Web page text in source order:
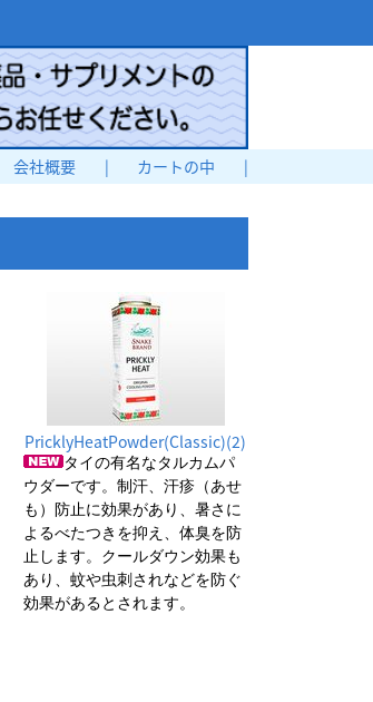
会社概要 | カートの中 |
PricklyHeatPowder(Classic)(2)
タイの有名なタルカムパ
ウダーです。制汗、汗疹（あせ
も）防止に効果があり、暑さに
よるべたつきを抑え、体臭を防
止します。クールダウン効果も
あり、蚊や虫刺されなどを防ぐ
効果があるとされます。